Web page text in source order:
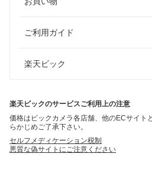
ご利用ガイド
楽天ビック
楽天ビックのサービスご利用上の注意
価格はビックカメラ各店舗、他のECサイト
らかじめご了承下さい。
セルフメディケーション税制
悪質な偽サイトにご注意ください